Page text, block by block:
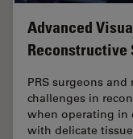
Advanced
Reconstructive
PRS surgeons
challenges in
when operating in
with delicate